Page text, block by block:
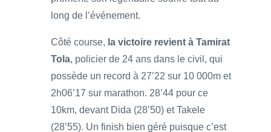
long de l’événement.
Côté course, la victoire revient à Tamirat
Tola, policier de 24 ans dans le civil, qui
possède un record à 27’22 sur 10 000m et
2h06’17 sur marathon. 28’44 pour ce
10km, devant Dida (28’50) et Takele
(28’55). Un finish bien géré puisque c’est